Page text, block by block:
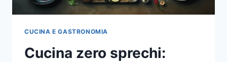
CUCINA E GASTRONOMIA
Cucina zero sprechi: